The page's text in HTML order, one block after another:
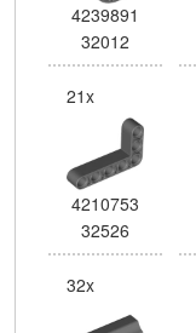
4239891
32012
21x
4210753
32526
32x